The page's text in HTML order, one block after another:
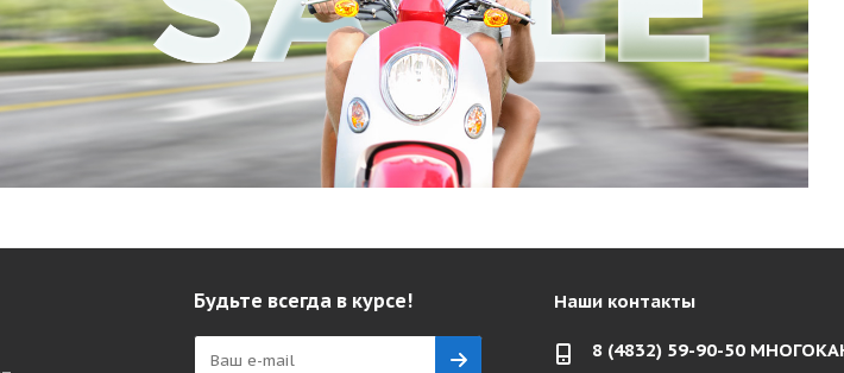
Будьте всегда в курсе! Наши контакты
8 (4832) 59-90-50